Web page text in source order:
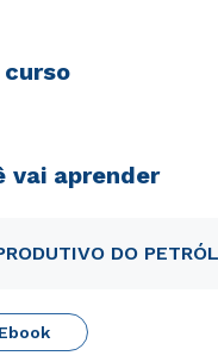
curso
vai aprender
DO